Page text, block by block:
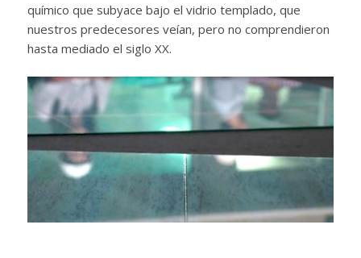
químico que subyace bajo el vidrio templado, que
nuestros predecesores veían, pero no comprendieron
hasta mediado el siglo XX.